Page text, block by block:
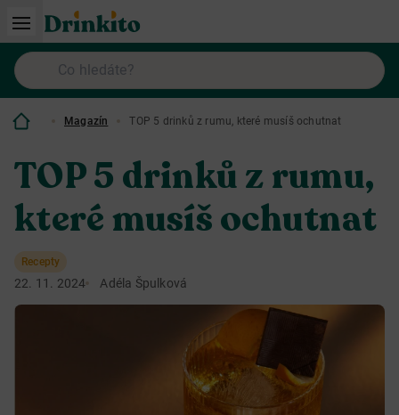
Magazín TOP 5 drinků z rumu, které musíš ochutnat
TOP 5 drinků z rumu,
které musíš ochutnat
Recepty
22. 11. 2024 Adéla Špulková